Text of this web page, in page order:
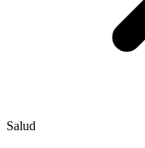
Salud